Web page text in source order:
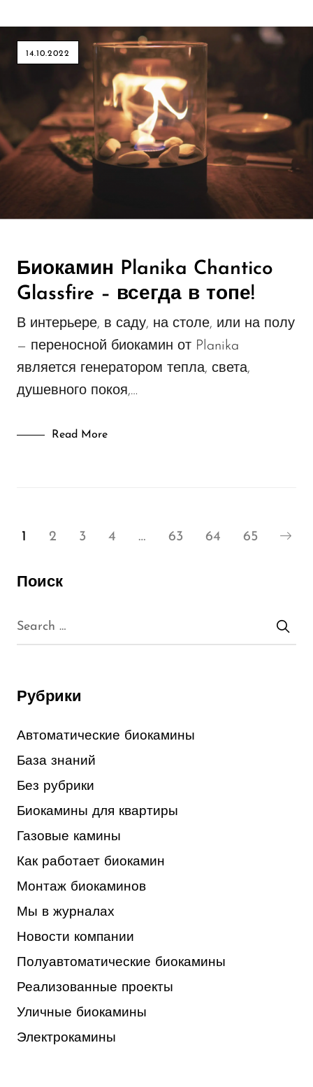
14.10.2022
Биокамин Planika Chantico
Glassfire – всегда в топе!
В интерьере, в саду, на столе, или на полу
— переносной биокамин от Planika
является генератором тепла, света,
душевного покоя,…
Read More
1 2 3 4 … 63 64 65
Поиск
Рубрики
Автоматические биокамины
База знаний
Без рубрики
Биокамины для квартиры
Газовые камины
Как работает биокамин
Монтаж биокаминов
Мы в журналах
Новости компании
Полуавтоматические биокамины
Реализованные проекты
Уличные биокамины
Электрокамины